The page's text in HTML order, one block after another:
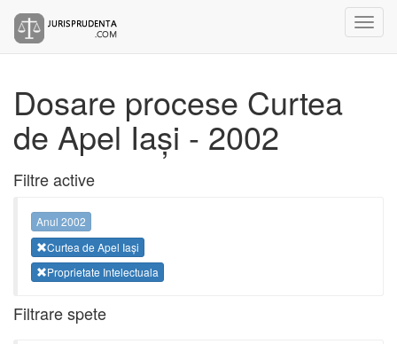
Dosare procese Curtea
de Apel Iași - 2002
Filtre active
Anul 2002
Curtea de Apel Iași
Proprietate Intelectuala
Filtrare spete